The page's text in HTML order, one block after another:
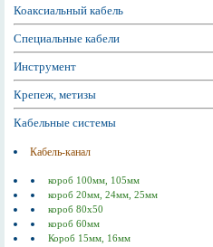
Коаксиальный кабель
Специальные кабели
Инструмент
Крепеж, метизы
Кабельные системы
Кабель-канал
короб 100мм, 105мм
короб 20мм, 24мм, 25мм
короб 80х50
короб 60мм
Короб 15мм, 16мм